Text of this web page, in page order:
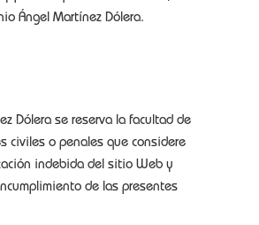
Ángel Martínez Dólera.
Dólera se reserva la facultad de
civiles o penales que considere
indebida del sitio Web y
de las presentes